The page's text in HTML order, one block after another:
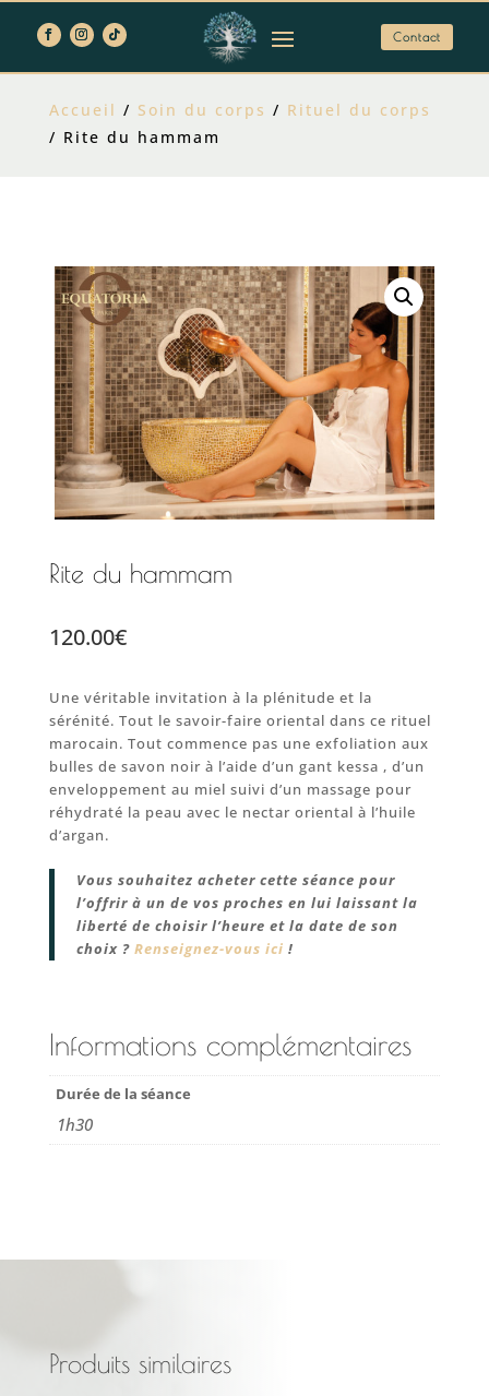
Contact
Accueil / Soin du corps / Rituel du corps
/ Rite du hammam
Rite du hammam
120.00€
Une véritable invitation à la plénitude et la
sérénité. Tout le savoir-faire oriental dans ce rituel
marocain. Tout commence pas une exfoliation aux
bulles de savon noir à l’aide d’un gant kessa , d’un
enveloppement au miel suivi d’un massage pour
réhydraté la peau avec le nectar oriental à l’huile
d’argan.
Vous souhaitez acheter cette séance pour
l’offrir à un de vos proches en lui laissant la
liberté de choisir l’heure et la date de son
choix ? Renseignez-vous ici !
Informations complémentaires
Durée de la séance
1h30
Produits similaires